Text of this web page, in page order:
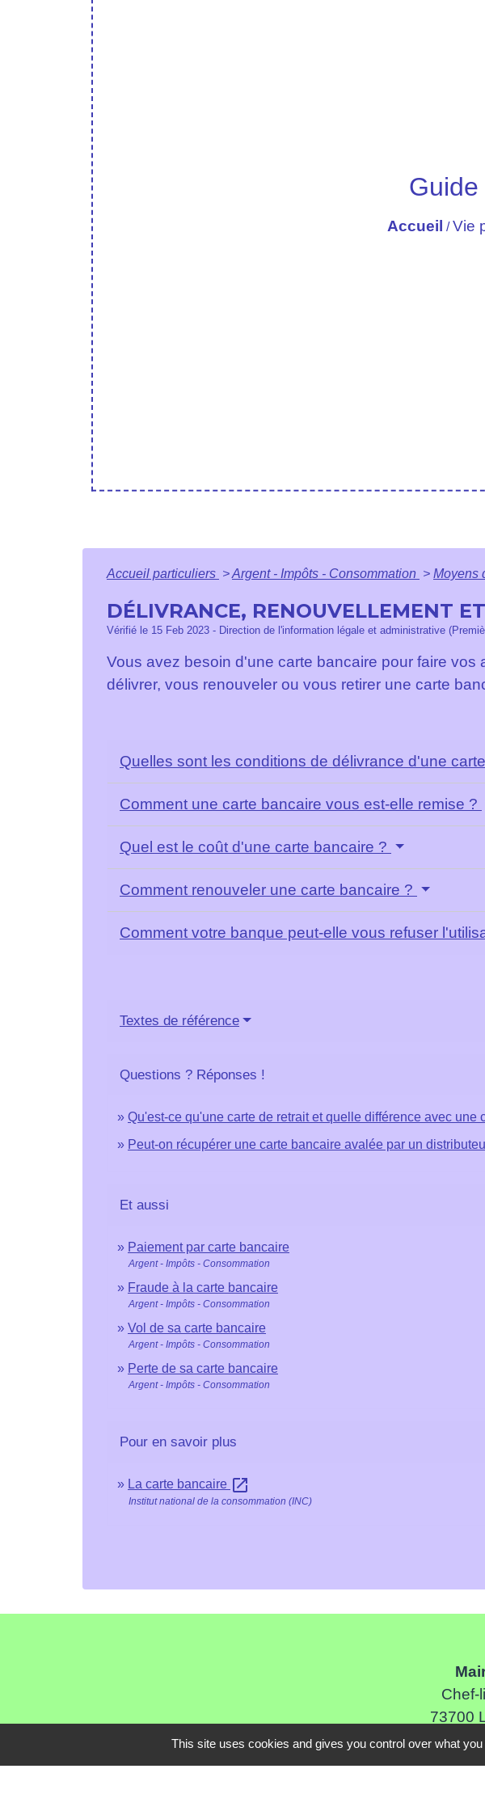
Accueil /Vie
Accueil particuliers >Argent - Impôts - Consommation > Moyens
DÉLIVRANCE, RENOUVELLEMENT
Vérifié le 15 Feb 2023 - Direction de l'information légale et administrative
Vous avez besoin d'une carte bancaire pour faire
délivrer, vous renouveler ou vous retirer une carte
Quelles sont les conditions de délivrance d'une
Comment une carte bancaire vous est-elle remise ?
Quel est le coût d'une carte bancaire ?
Comment renouveler une carte bancaire ?
Comment votre banque peut-elle vous refuser
Textes de référence
Questions ? Réponses !
Qu'est-ce qu'une carte de retrait et quelle différence avec une
Peut-on récupérer une carte bancaire avalée par un
Et aussi
Paiement par carte bancaire
Argent - Impôts - Consommation
Fraude à la carte bancaire
Argent - Impôts - Consommation
Vol de sa carte bancaire
Argent - Impôts - Consommation
Perte de sa carte bancaire
Argent - Impôts - Consommation
Pour en savoir plus
La carte bancaire open_in_new
Institut national de la consommation (INC)
Chef-
73700
This site uses cookies and gives you control over what